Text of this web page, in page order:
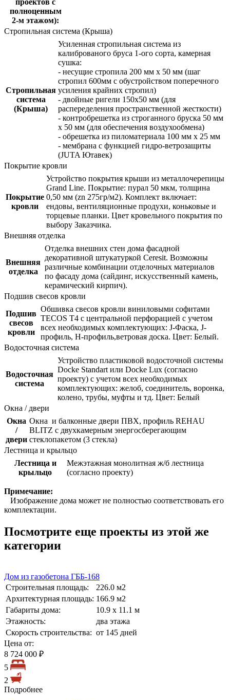
полноценным
2-м этажом):
Стропильная система (Крыша)
Стропильная
система
(Крыша)
Усиленная стропильная система из
калиброваного бруса 1-ого сорта, камерная
сушка:
- несущие стропила 200 мм x 50 мм (шаг
стропил 600мм с обустройством поперечного
усиления крайних стропил)
- двойные ригели 150х50 мм (для
распеределения пространственной жесткости)
- контробрешетка из строганного бруска 50 мм
x 50 мм (для обеспечения воздухообмена)
- обрешетка из пиломатериала 100 мм x 25 мм
- мембрана с функцией гидро-ветрозащиты
(JUTA Ютавек)
Покрытие кровли
Покрытие
кровли
Устройство покрытия крыши из металлочерепицы
Grand Line. Покрытие: пурал 50 мкм, толщина
0,50 мм (zn 275гр/м2). Комплект включает:
ендовы, вентиляционные продухи, коньковые и
торцевые планки. Цвет кровельного покрытия по
выбору Заказчика.
Внешняя отделка
Внешняя
отделка
Отделка внешних стен дома фасадной
декоративной штукатуркой Ceresit. Возможны
различные комбинации отделочных материалов
по фасаду дома (сайдинг, искусственный камень,
керамический кирпич).
Подшив свесов кровли
Подшив
свесов
кровли
Обшивка свесов кровли виниловыми софитами
TECOS Т4 с центральной перфорацией с учетом
всех необходимых комплектующих: J-Фаска, J-
профиль, Н-профиль,ветровая доска. Цвет: Белый.
Водосточная система
Водосточная
система
Устройство пластиковой водосточной системы
Docke Standart или Docke Lux (согласно
проекту) с учетом всех необходимых
комплектующих: желоб, соединитель, воронка,
колено, трубы, муфты и тд. Цвет: Белый
Окна / двери
Окна
/
двери
Окна и балконные двери ПВХ, профиль REHAU
BLITZ с двухкамерным энергосберегающим
стеклопакетом (3 стекла)
Лестница и крыльцо
Лестница и
крыльцо
Межэтажная монолитная ж/б лестница
(согласно проекту)
Примечание:
Изображение дома может не полностью соответствовать его
комплектации.
Посмотрите еще проекты из этой же
категории
Дом из газобетона ГББ-168
Строительная площадь:
226.0 м2
Архитектурная площадь: 166.9 м2
Габариты дома:
10.9 х 11.1 м
Этажность:
два этажа
Скорость строительства: от 145 дней
Цена от:
8 724 000 ₽
5
2
Подробнее